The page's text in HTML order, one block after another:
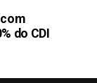
do CDI